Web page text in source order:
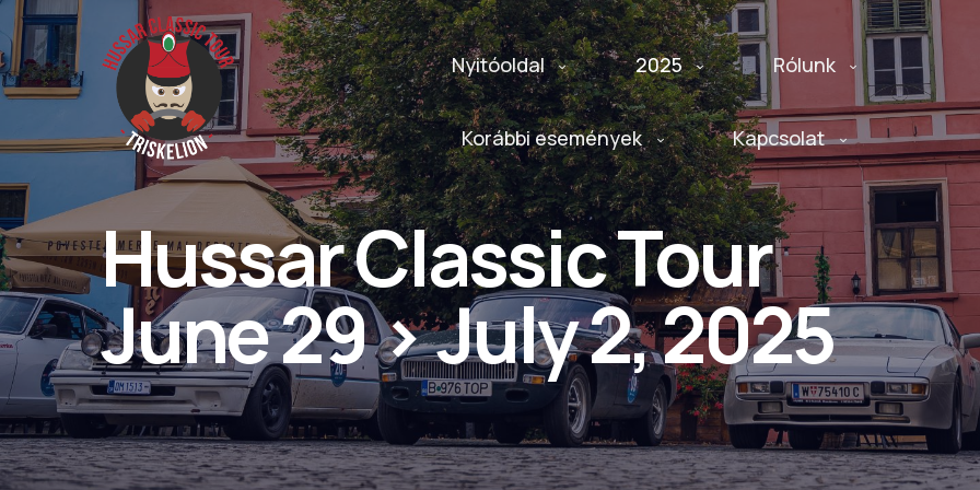
Nyitóoldal 2025 Rólunk
Korábbi események Kapcsolat
Hussar Classic Tour
June 29 > July 2, 2025